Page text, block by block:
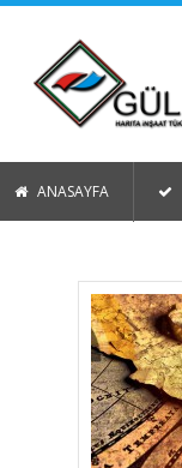
ANASAYFA